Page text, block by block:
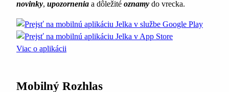
novinky, upozornenia a dôležité oznamy do vrecka.
Viac o aplikácii
Mobilný Rozhlas